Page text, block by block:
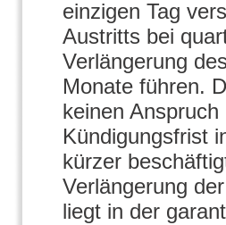
einzigen Tag
Austritts bei
Verlängerung
Monate führen.
keinen
Kündigungsfrist
kürzer
Verlängerung
liegt in der